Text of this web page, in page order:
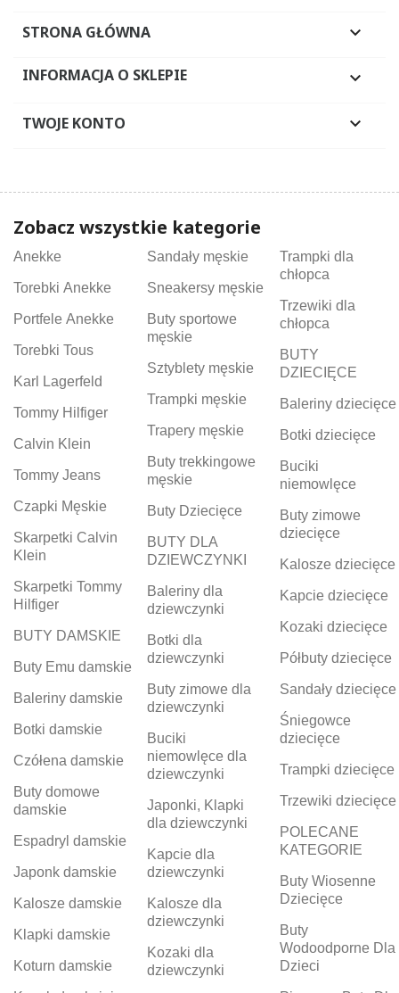
STRONA GŁÓWNA 
INFORMACJA O SKLEPIE 
TWOJE KONTO 
Zobacz wszystkie kategorie
Anekke
Torebki Anekke
Portfele Anekke
Torebki Tous
Karl Lagerfeld
Tommy Hilfiger
Calvin Klein
Tommy Jeans
Czapki Męskie
Skarpetki Calvin
Klein
Skarpetki Tommy
Hilfiger
BUTY DAMSKIE
Buty Emu damskie
Baleriny damskie
Botki damskie
Czółena damskie
Buty domowe
damskie
Espadryl damskie
Japonk damskie
Kalosze damskie
Klapki damskie
Koturn damskie
Sandały męskie
Sneakersy męskie
Buty sportowe
męskie
Sztyblety męskie
Trampki męskie
Trapery męskie
Buty trekkingowe
męskie
Buty Dziecięce
BUTY DLA
DZIEWCZYNKI
Baleriny dla
dziewczynki
Botki dla
dziewczynki
Buty zimowe dla
dziewczynki
Buciki
niemowlęce dla
dziewczynki
Japonki, Klapki
dla dziewczynki
Kapcie dla
dziewczynki
Kalosze dla
dziewczynki
Kozaki dla
dziewczynki
Trampki dla
chłopca
Trzewiki dla
chłopca
BUTY
DZIECIĘCE
Baleriny dziecięce
Botki dziecięce
Buciki
niemowlęce
Buty zimowe
dziecięce
Kalosze dziecięce
Kapcie dziecięce
Kozaki dziecięce
Półbuty dziecięce
Sandały dziecięce
Śniegowce
dziecięce
Trampki dziecięce
Trzewiki dziecięce
POLECANE
KATEGORIE
Buty Wiosenne
Dziecięce
Buty
Wodoodporne Dla
Dzieci